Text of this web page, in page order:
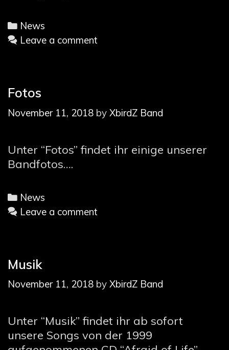
Categories
News
Leave a comment
Fotos
November 11, 2018 by XbirdZ Band
Unter “Fotos” findet ihr einige unserer
Bandfotos….
Categories
News
Leave a comment
Musik
November 11, 2018 by XbirdZ Band
Unter “Musik” findet ihr ab sofort
unsere Songs von der 1999